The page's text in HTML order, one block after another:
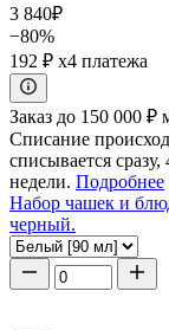
3 840₽
−80%
192 ₽ x4 платежа
Заказ до 150 000 ₽
Списание
списывается
недели. Подробнее
Набор чашек и
черный.